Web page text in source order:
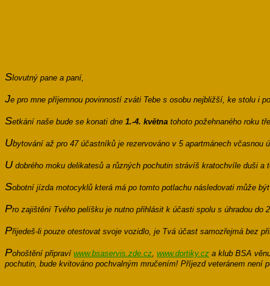
Slovutný pane a paní,
Je pro mne příjemnou povinností zváti Tebe s osobu nejbližší, ke stolu i
Setkání naše bude se konati dne 1.-4. května tohoto požehnaného roku
Ubytování až pro 47 účastníků je rezervováno v 5 apartmánech včasnou
U dobrého moku delikatesů a různých pochutin strávíš kratochvíle duši
Sobotní jízda motocyklů která má po tomto potlachu následovati může
Pro zajištění Tvého pelíšku je nutno přihlásit k účasti spolu s úhradou
Přijedeš-li pouze otestovat svoje vozidlo, je Tvá účast samozřejmá bez
Pohoštění připraví www.bsaservis.zde.cz, www.dortiky.cz a klub BSA
pochutin, bude kvitováno pochvalným mručením! Příjezd veteránem není